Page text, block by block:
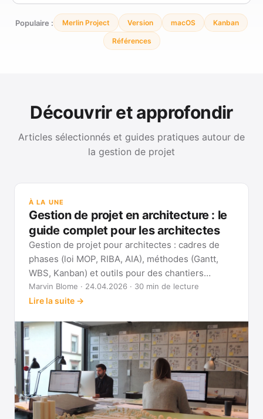
Populaire : Merlin Project Version macOS Kanban
Références
Découvrir et approfondir
Articles sélectionnés et guides pratiques autour de
la gestion de projet
À LA UNE
Gestion de projet en architecture : le
guide complet pour les architectes
Gestion de projet pour architectes : cadres de
phases (loi MOP, RIBA, AIA), méthodes (Gantt,
WBS, Kanban) et outils pour des chantiers
réellement pilotables.
Marvin Blome · 24.04.2026 · 30 min de lecture
Lire la suite →